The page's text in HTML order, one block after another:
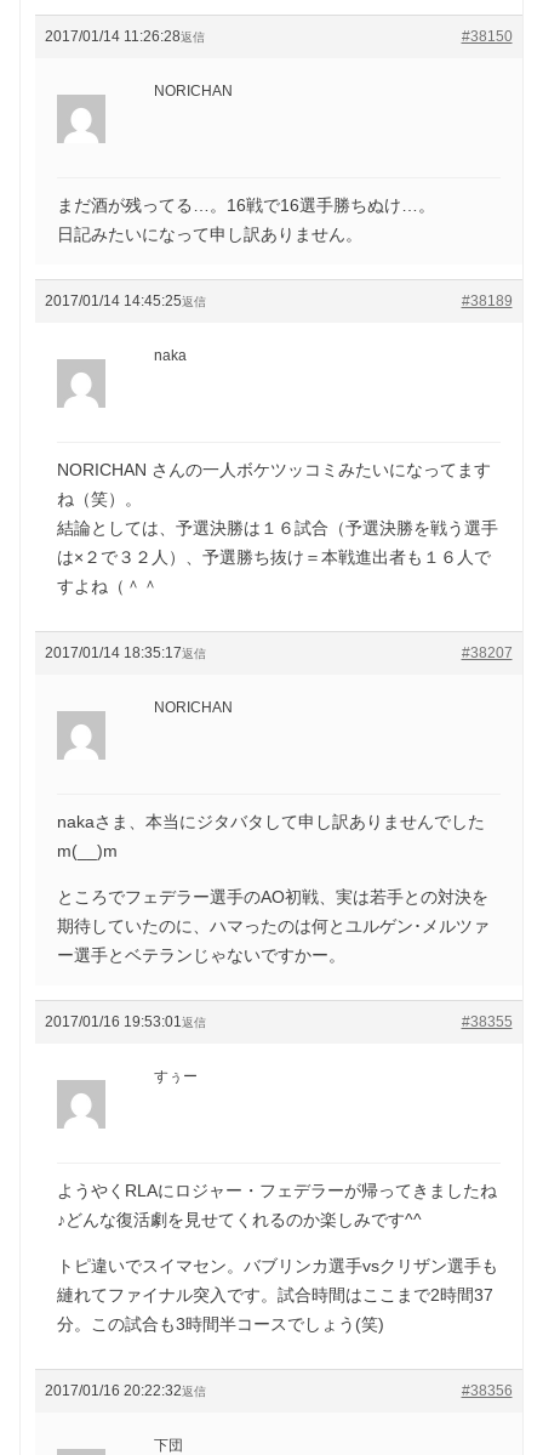
2017/01/14 11:26:28 #38150
返信
NORICHAN
まだ酒が残ってる…。16戦で16選手勝ちぬけ…。
日記みたいになって申し訳ありません。
2017/01/14 14:45:25 #38189
返信
naka
NORICHAN さんの一人ボケツッコミみたいになってます
ね（笑）。
結論としては、予選決勝は１６試合（予選決勝を戦う選手
は×２で３２人）、予選勝ち抜け＝本戦進出者も１６人で
すよね（＾＾
2017/01/14 18:35:17 #38207
返信
NORICHAN
nakaさま、本当にジタバタして申し訳ありませんでした
m(__)m
ところでフェデラー選手のAO初戦、実は若手との対決を
期待していたのに、ハマったのは何とユルゲン･メルツァ
ー選手とベテランじゃないですかー。
2017/01/16 19:53:01 #38355
返信
すぅー
ようやくRLAにロジャー・フェデラーが帰ってきましたね
♪どんな復活劇を見せてくれるのか楽しみです^^
トピ違いでスイマセン。バブリンカ選手vsクリザン選手も
縺れてファイナル突入です。試合時間はここまで2時間37
分。この試合も3時間半コースでしょう(笑)
2017/01/16 20:22:32 #38356
返信
下団